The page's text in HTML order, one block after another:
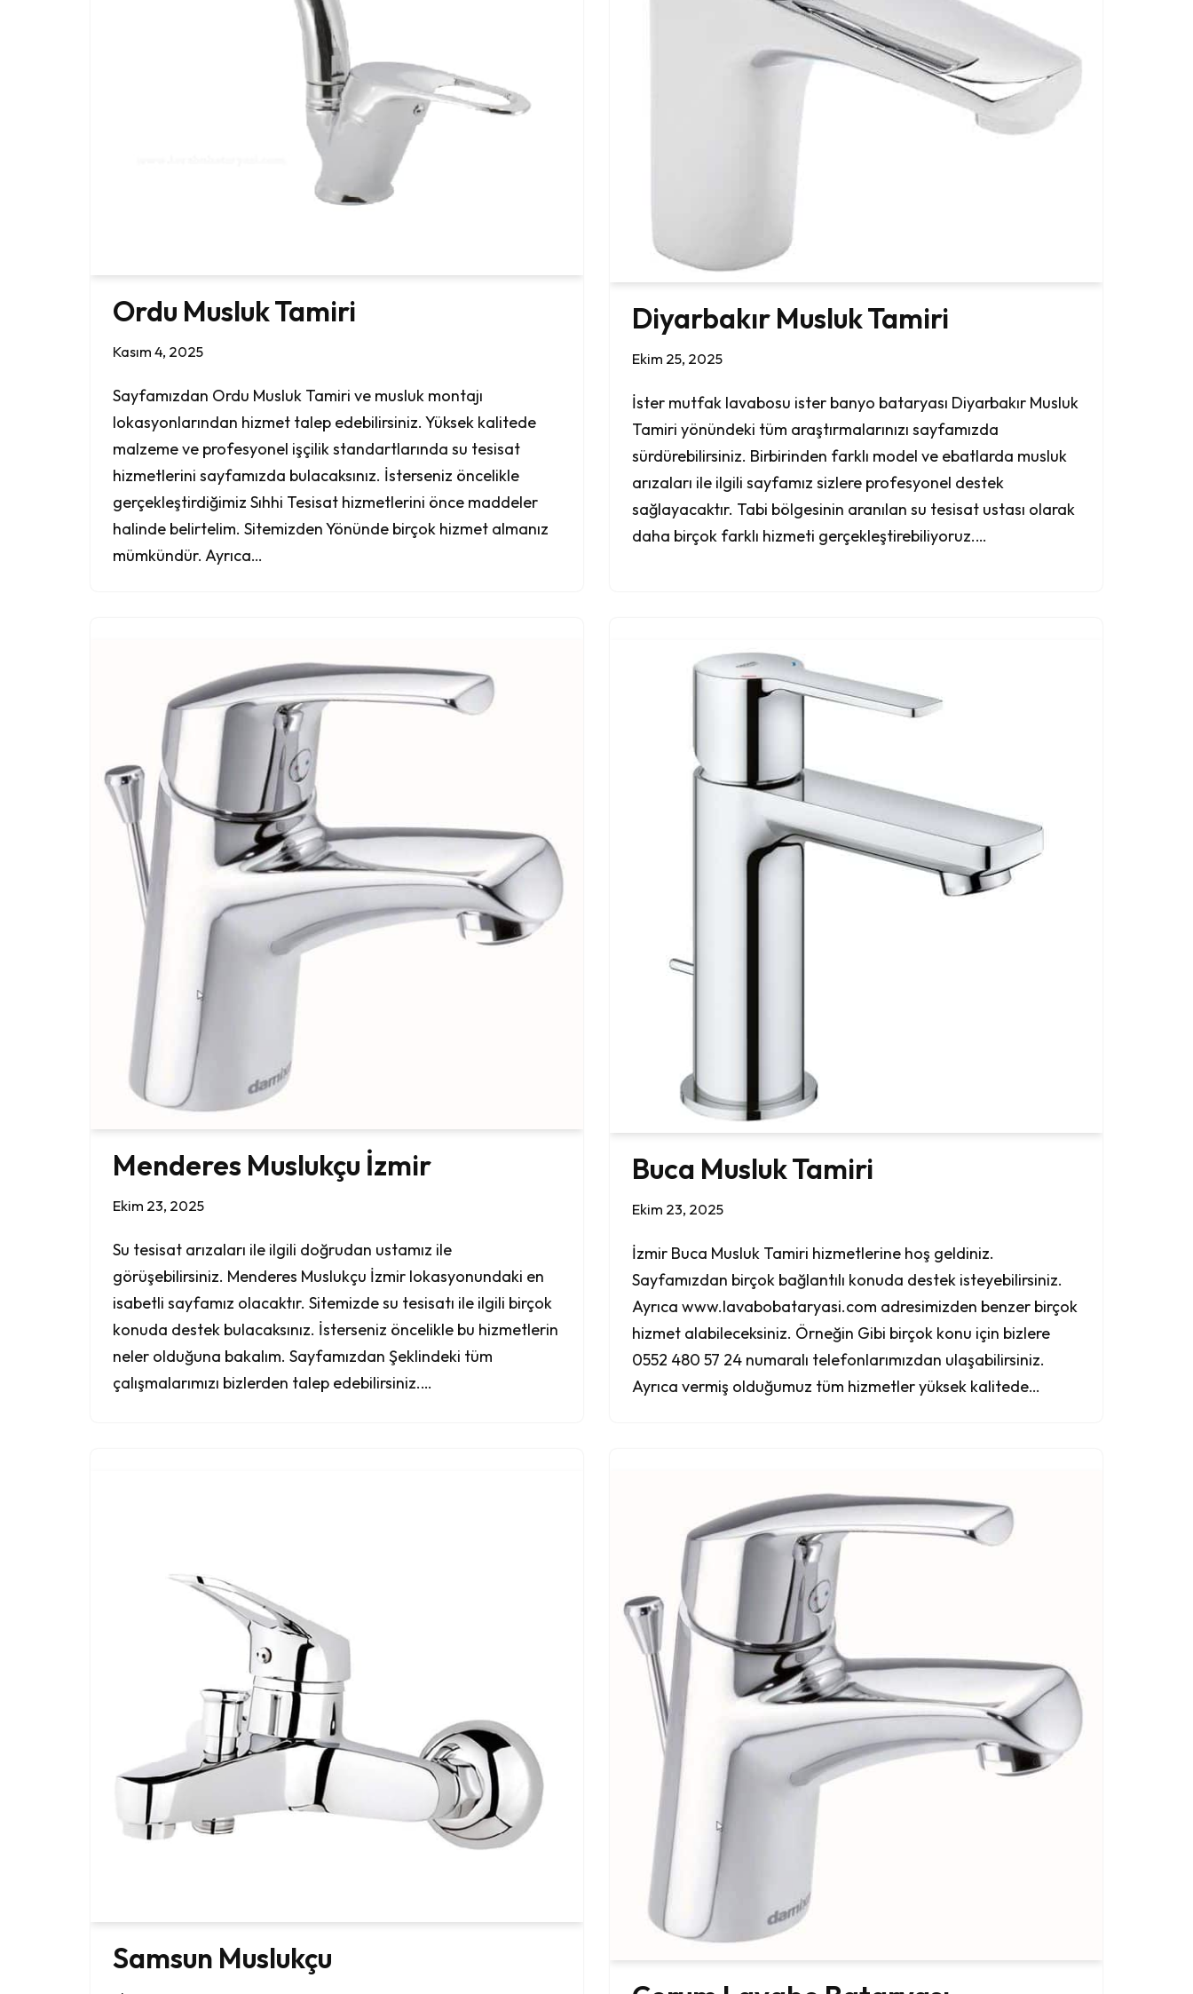
Ordu Musluk Tamiri
Kasım 4, 2025
Sayfamızdan Ordu Musluk Tamiri ve musluk montajı
lokasyonlarından hizmet talep edebilirsiniz. Yüksek kalitede
malzeme ve profesyonel işçilik standartlarında su tesisat
hizmetlerini sayfamızda bulacaksınız. İsterseniz öncelikle
gerçekleştirdiğimiz Sıhhi Tesisat hizmetlerini önce maddeler
halinde belirtelim. Sitemizden Yönünde birçok hizmet almanız
mümkündür. Ayrıca…
Diyarbakır Musluk Tamiri
Ekim 25, 2025
İster mutfak lavabosu ister banyo bataryası Diyarbakır Musluk
Tamiri yönündeki tüm araştırmalarınızı sayfamızda
sürdürebilirsiniz. Birbirinden farklı model ve ebatlarda musluk
arızaları ile ilgili sayfamız sizlere profesyonel destek
sağlayacaktır. Tabi bölgesinin aranılan su tesisat ustası olarak
daha birçok farklı hizmeti gerçekleştirebiliyoruz.…
Menderes Muslukçu İzmir
Ekim 23, 2025
Su tesisat arızaları ile ilgili doğrudan ustamız ile
görüşebilirsiniz. Menderes Muslukçu İzmir lokasyonundaki en
isabetli sayfamız olacaktır. Sitemizde su tesisatı ile ilgili birçok
konuda destek bulacaksınız. İsterseniz öncelikle bu hizmetlerin
neler olduğuna bakalım. Sayfamızdan Şeklindeki tüm
çalışmalarımızı bizlerden talep edebilirsiniz.…
Buca Musluk Tamiri
Ekim 23, 2025
İzmir Buca Musluk Tamiri hizmetlerine hoş geldiniz.
Sayfamızdan birçok bağlantılı konuda destek isteyebilirsiniz.
Ayrıca www.lavabobataryasi.com adresimizden benzer birçok
hizmet alabileceksiniz. Örneğin Gibi birçok konu için bizlere
0552 480 57 24 numaralı telefonlarımızdan ulaşabilirsiniz.
Ayrıca vermiş olduğumuz tüm hizmetler yüksek kalitede…
Samsun Muslukçu